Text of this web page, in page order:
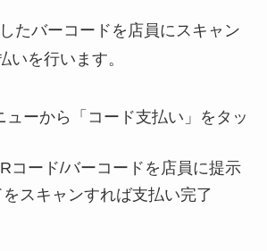
たバーコードを店員にスキャン
いを行います。
ューから「コード支払い」をタッ
コード/バーコードを店員に提示
スキャンすれば支払い完了